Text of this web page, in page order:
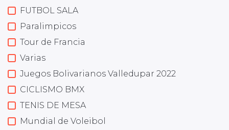
FUTBOL SALA
Paralimpicos
Tour de Francia
Varias
Juegos Bolivarianos Valledupar 2022
CICLISMO BMX
TENIS DE MESA
Mundial de Voleibol